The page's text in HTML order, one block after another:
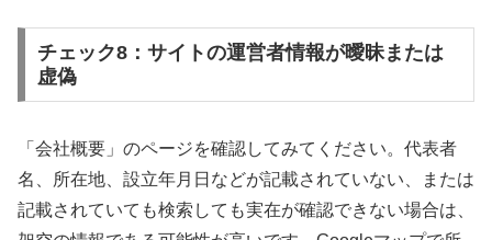
チェック8：サイトの運営者情報が曖昧または
虚偽
「会社概要」のページを確認してみてください。代表者
名、所在地、設立年月日などが記載されていない、または
記載されていても検索しても実在が確認できない場合は、